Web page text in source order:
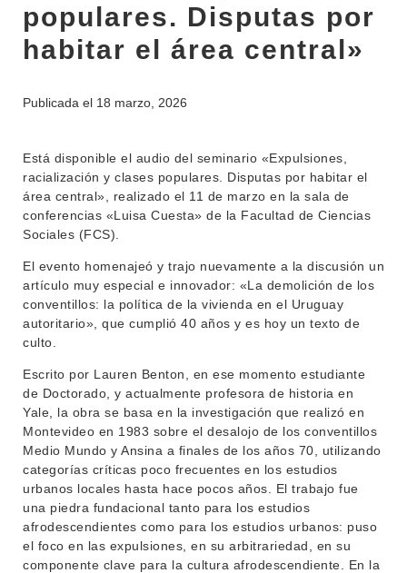
INSTITUCIONAL
DEPARTAMENTOS
ENSEÑANZA
INVESTIGACIÓN
EXTENSIÓN
SERVICIOS
LLAMADOS
EVA FCS
POSGRADOS
EDUCACIÓN PERMANENTE
MOVILIDAD ACADÉMICA
BIBLIOTECA
populares. Disputas por
habitar el área central»
Publicada el 18 marzo, 2026
Está disponible el audio del seminario «Expulsiones,
racialización y clases populares. Disputas por habitar el
área central», realizado el 11 de marzo en la sala de
conferencias «Luisa Cuesta» de la Facultad de Ciencias
Sociales (FCS).
El evento homenajeó y trajo nuevamente a la discusión un
artículo muy especial e innovador: «La demolición de los
conventillos: la política de la vivienda en el Uruguay
autoritario», que cumplió 40 años y es hoy un texto de
culto.
Escrito por Lauren Benton, en ese momento estudiante
de Doctorado, y actualmente profesora de historia en
Yale, la obra se basa en la investigación que realizó en
Montevideo en 1983 sobre el desalojo de los conventillos
Medio Mundo y Ansina a finales de los años 70, utilizando
categorías críticas poco frecuentes en los estudios
urbanos locales hasta hace pocos años. El trabajo fue
una piedra fundacional tanto para los estudios
afrodescendientes como para los estudios urbanos: puso
el foco en las expulsiones, en su arbitrariedad, en su
componente clave para la cultura afrodescendiente. En la